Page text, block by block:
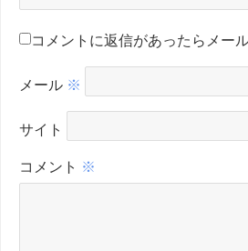
コメント ※
メール ※
サイト
コメントに返信があったらメー